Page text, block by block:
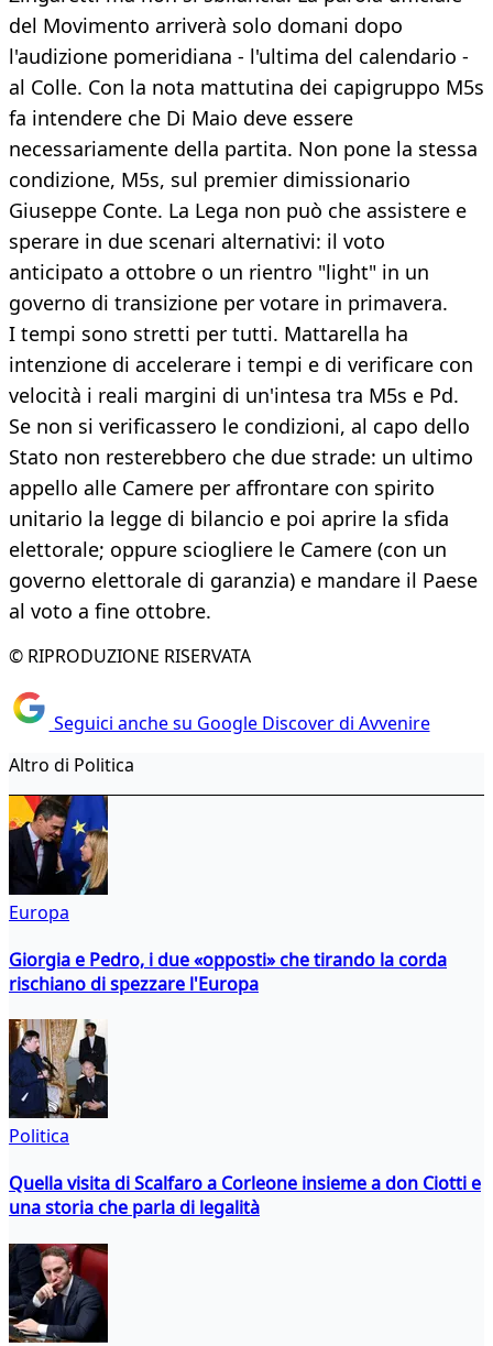
del Movimento arriverà solo domani dopo
l'audizione pomeridiana - l'ultima del calendario -
al Colle. Con la nota mattutina dei capigruppo M5s
fa intendere che Di Maio deve essere
necessariamente della partita. Non pone la stessa
condizione, M5s, sul premier dimissionario
Giuseppe Conte. La Lega non può che assistere e
sperare in due scenari alternativi: il voto
anticipato a ottobre o un rientro "light" in un
governo di transizione per votare in primavera.
I tempi sono stretti per tutti. Mattarella ha
intenzione di accelerare i tempi e di verificare con
velocità i reali margini di un'intesa tra M5s e Pd.
Se non si verificassero le condizioni, al capo dello
Stato non resterebbero che due strade: un ultimo
appello alle Camere per affrontare con spirito
unitario la legge di bilancio e poi aprire la sfida
elettorale; oppure sciogliere le Camere (con un
governo elettorale di garanzia) e mandare il Paese
al voto a fine ottobre.
© RIPRODUZIONE RISERVATA
Seguici anche su Google Discover di Avvenire
Altro di Politica
Europa
Giorgia e Pedro, i due «opposti» che tirando la corda
rischiano di spezzare l'Europa
Politica
Quella visita di Scalfaro a Corleone insieme a don Ciotti e
una storia che parla di legalità